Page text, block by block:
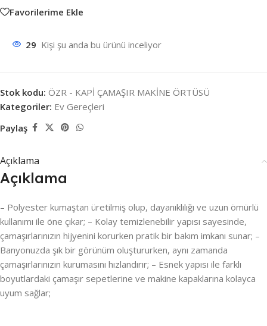
Favorilerime Ekle
29 Kişi şu anda bu ürünü inceliyor
Stok kodu: ÖZR - KAPİ ÇAMAŞIR MAKİNE ÖRTÜSÜ
Kategoriler: Ev Gereçleri
Paylaş
Açıklama
Açıklama
– Polyester kumaştan üretilmiş olup, dayanıklılığı ve uzun ömürlü
kullanımı ile öne çıkar; – Kolay temizlenebilir yapısı sayesinde,
çamaşırlarınızın hijyenini korurken pratik bir bakım imkanı sunar; –
Banyonuzda şık bir görünüm oluştururken, aynı zamanda
çamaşırlarınızın kurumasını hızlandırır; – Esnek yapısı ile farklı
boyutlardaki çamaşır sepetlerine ve makine kapaklarına kolayca
uyum sağlar;